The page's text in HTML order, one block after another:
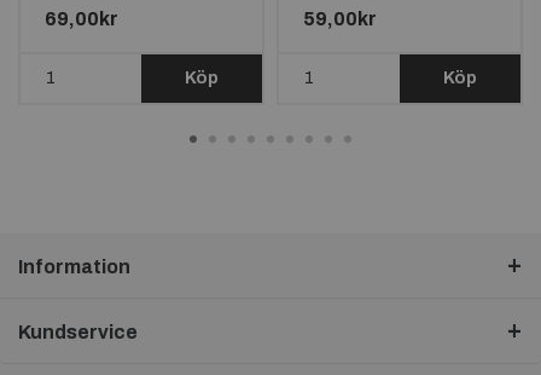
69,00kr
Köp
59,00kr
Köp
Information
Kundservice